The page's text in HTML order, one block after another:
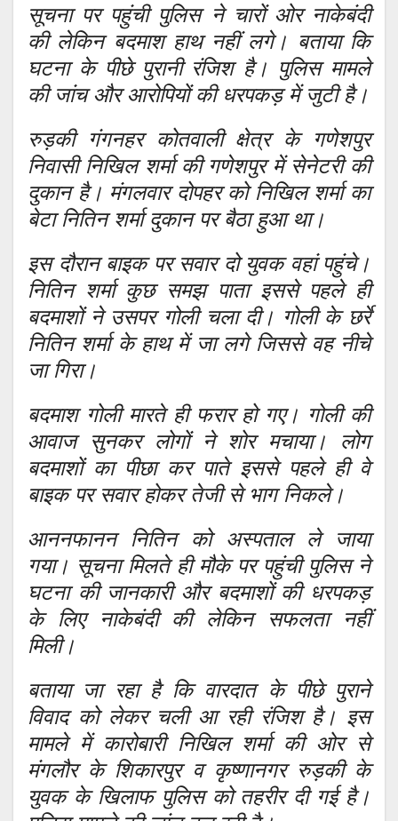
सूचना पर पहुंची पुलिस ने चारों ओर नाकेबंदी
की लेकिन बदमाश हाथ नहीं लगे। बताया कि
घटना के पीछे पुरानी रंजिश है। पुलिस मामले
की जांच और आरोपियों की धरपकड़ में जुटी है।
रुड़की गंगनहर कोतवाली क्षेत्र के गणेशपुर
निवासी निखिल शर्मा की गणेशपुर में सेनेटरी की
दुकान है। मंगलवार दोपहर को निखिल शर्मा का
बेटा नितिन शर्मा दुकान पर बैठा हुआ था।
इस दौरान बाइक पर सवार दो युवक वहां पहुंचे।
नितिन शर्मा कुछ समझ पाता इससे पहले ही
बदमाशों ने उसपर गोली चला दी। गोली के छर्रे
नितिन शर्मा के हाथ में जा लगे जिससे वह नीचे
जा गिरा।
बदमाश गोली मारते ही फरार हो गए। गोली की
आवाज सुनकर लोगों ने शोर मचाया। लोग
बदमाशों का पीछा कर पाते इससे पहले ही वे
बाइक पर सवार होकर तेजी से भाग निकले।
आननफानन नितिन को अस्पताल ले जाया
गया। सूचना मिलते ही मौके पर पहुंची पुलिस ने
घटना की जानकारी और बदमाशों की धरपकड़
के लिए नाकेबंदी की लेकिन सफलता नहीं
मिली।
बताया जा रहा है कि वारदात के पीछे पुराने
विवाद को लेकर चली आ रही रंजिश है। इस
मामले में कारोबारी निखिल शर्मा की ओर से
मंगलौर के शिकारपुर व कृष्णानगर रुड़की के
युवक के खिलाफ पुलिस को तहरीर दी गई है।